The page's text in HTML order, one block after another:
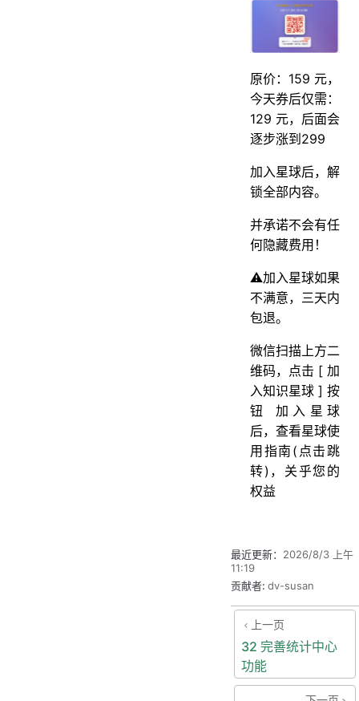
原价：159 元，
今天券后仅需：
129 元，后面会
逐步涨到299
加入星球后，解
锁全部内容。
并承诺不会有任
何隐藏费用！
⚠️加入星球如果
不满意，三天内
包退。
微信扫描上方二
维码，点击 [ 加
入知识星球 ] 按
钮 加入星球
后，查看星球使
用指南(点击跳
转)，关乎您的
权益
最近更新： 2026/8/3 上午
11:19
贡献者: dv-susan
上一页
32 完善统计中心
功能